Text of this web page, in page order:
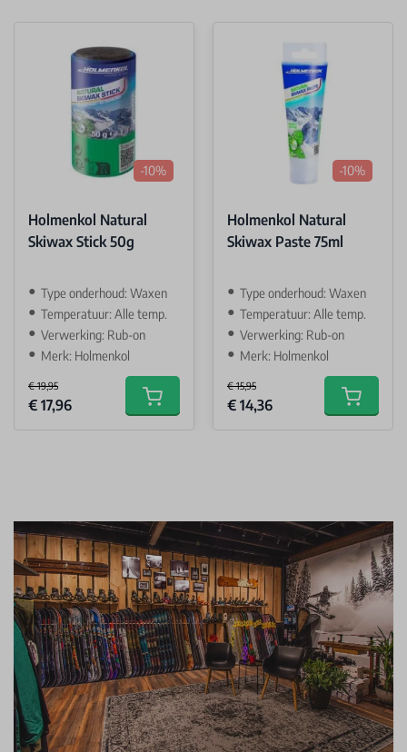
-10%
Holmenkol Natural
Skiwax Stick 50g
Type onderhoud: Waxen
Temperatuur: Alle temp.
Verwerking: Rub-on
Merk: Holmenkol
€ 19,95
Special Price
€ 17,96 Add to cart
-10%
Holmenkol Natural
Skiwax Paste 75ml
Type onderhoud: Waxen
Temperatuur: Alle temp.
Verwerking: Rub-on
Merk: Holmenkol
€ 15,95
Special Price
€ 14,36 Add to